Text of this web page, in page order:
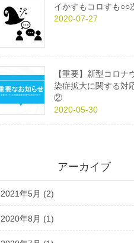
イかすもコロすも○○
2020-07-27
【重要】新型コロナ
染症拡大に関する対
②
2020-05-30
アーカイブ
2021年5月 (2)
2020年8月 (1)